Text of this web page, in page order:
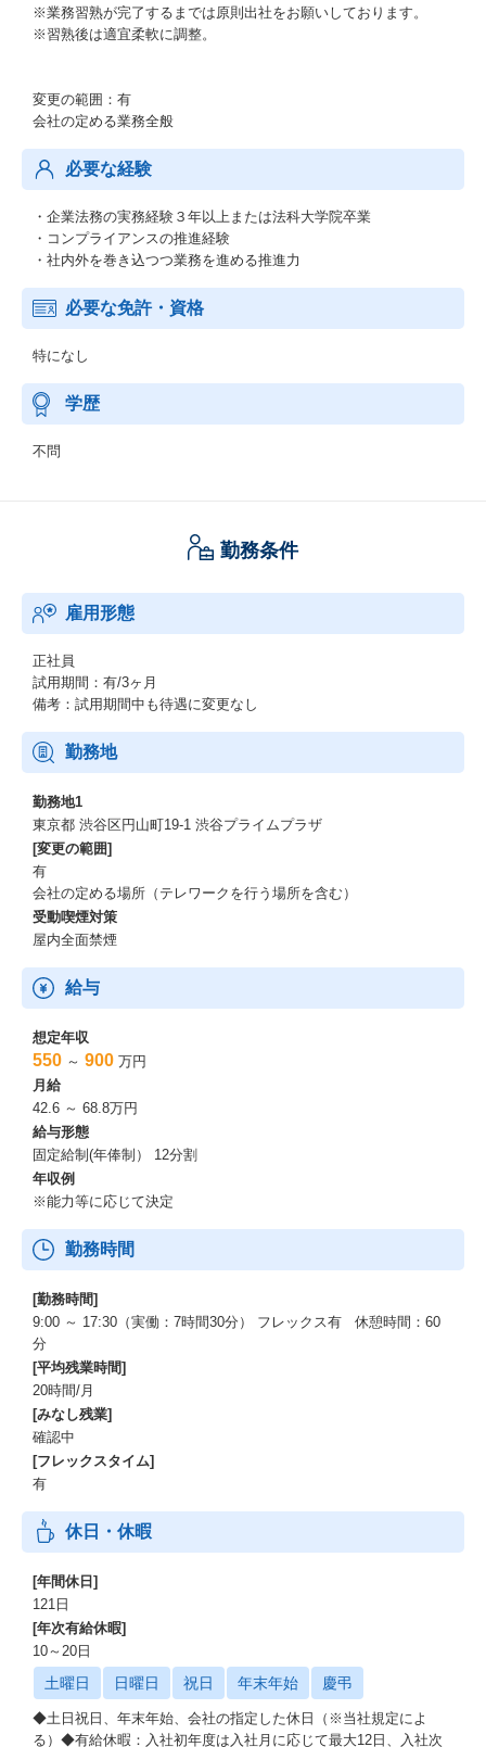
※業務習熟が完了するまでは原則出社をお願いしております。
※習熟後は適宜柔軟に調整。
変更の範囲：有
会社の定める業務全般
必要な経験
・企業法務の実務経験３年以上または法科大学院卒業
・コンプライアンスの推進経験
・社内外を巻き込つつ業務を進める推進力
必要な免許・資格
特になし
学歴
不問
勤務条件
雇用形態
正社員
試用期間：有/3ヶ月
備考：試用期間中も待遇に変更なし
勤務地
勤務地1
東京都 渋谷区円山町19-1 渋谷プライムプラザ
[変更の範囲]
有
会社の定める場所（テレワークを行う場所を含む）
受動喫煙対策
屋内全面禁煙
給与
想定年収
550 ～ 900 万円
月給
42.6 ～ 68.8万円
給与形態
固定給制(年俸制） 12分割
年収例
※能力等に応じて決定
勤務時間
[勤務時間]
9:00 ～ 17:30（実働：7時間30分） フレックス有 休憩時間：60
分
[平均残業時間]
20時間/月
[みなし残業]
確認中
[フレックスタイム]
有
休日・休暇
[年間休日]
121日
[年次有給休暇]
10～20日
土曜日 日曜日 祝日 年末年始 慶弔
◆土日祝日、年末年始、会社の指定した休日（※当社規定によ
る）◆有給休暇：入社初年度は入社月に応じて最大12日、入社次